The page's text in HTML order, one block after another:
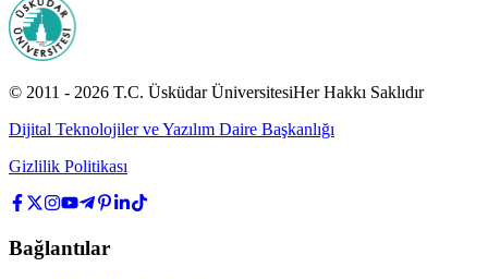
© 2011 - 2026 T.C. Üsküdar ÜniversitesiHer Hakkı Saklıdır
Dijital Teknolojiler ve Yazılım Daire Başkanlığı
Gizlilik Politikası
Bağlantılar